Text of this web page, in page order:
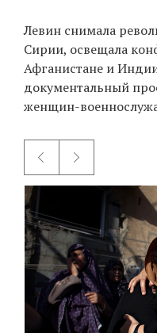
Левин снимала
Сирии, освещала
Афганистане и
документальный
женщин-